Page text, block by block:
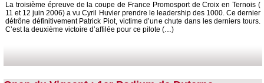
La troisième épreuve de la coupe de France Promosport de Croix en Ternois (
11 et 12 juin 2006) a vu Cyril Huvier prendre le leadership des 1000. Ce dernier
détrône définitivement Patrick Piot, victime d’une chute dans les derniers tours.
C’est la deuxième victoire d’affilée pour ce pilote (…)